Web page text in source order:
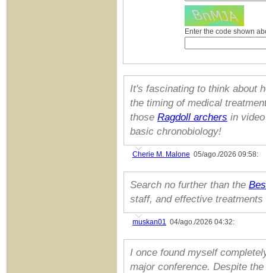
Enter the code shown
It's fascinating to think about
the timing of medical
those Ragdoll archers in
basic chronobiology!
Cherie M. Malone 05/ago./2026 09:58:
Search no further than the
staff, and effective
muskan01 04/ago./2026 04:32:
I once found myself
major conference. Despite